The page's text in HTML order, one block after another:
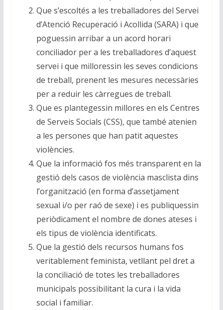
Que s’escoltés a les treballadores del Servei
d’Atenció Recuperació i Acollida (SARA) i que
poguessin arribar a un acord horari
conciliador per a les treballadores d’aquest
servei i que milloressin les seves condicions
de treball, prenent les mesures necessàries
per a reduir les càrregues de treball.
Que es plantegessin millores en els Centres
de Serveis Socials (CSS), que també atenien
a les persones que han patit aquestes
violències.
​Que la informació fos més transparent en la
gestió d​els casos de violència masclista dins
l’organització (en forma d’assetjament
sexual i/o per raó de sexe) i es publiquessin
periòdicament el nombre de dones ateses i
els tipus de violència identificats.
Que la gestió dels recursos humans fos
veritablement feminista, vetllant pel dret a
la conciliació de totes les treballadores
municipals possibilitant la cura i la vida
social i familiar.